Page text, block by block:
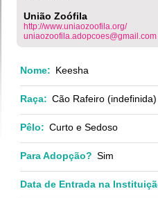
União Zoófila
http://www.uniaozoofila.org/
uniaozoofila.adopcoes@gmail.com
Nome: Keesha
Raça: Cão Rafeiro (indefinida)
Pêlo: Curto e Sedoso
Para Adopção? Sim
Data de Entrada na